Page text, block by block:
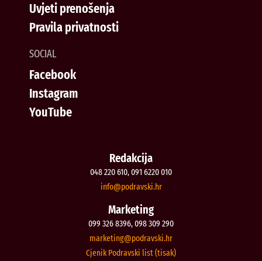
Uvjeti prenošenja
Pravila privatnosti
SOCIAL
Facebook
Instagram
YouTube
Redakcija
048 220 610, 091 6220 010
rh.iksvardop
@ofni
Marketing
099 326 8396, 098 309 290
rh.iksvardop
@gnitekram
Cjenik Podravski list (tisak)